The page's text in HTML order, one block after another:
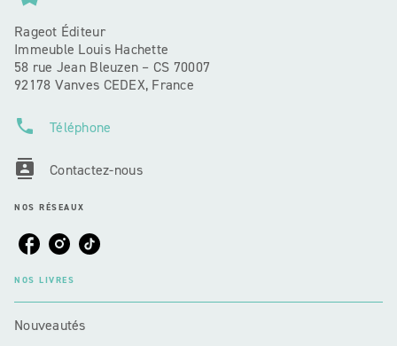
Rageot Éditeur
Immeuble Louis Hachette
58 rue Jean Bleuzen – CS 70007
92178 Vanves CEDEX, France
phone Téléphone
contacts Contactez-nous
NOS RÉSEAUX
NOS LIVRES
Nouveautés